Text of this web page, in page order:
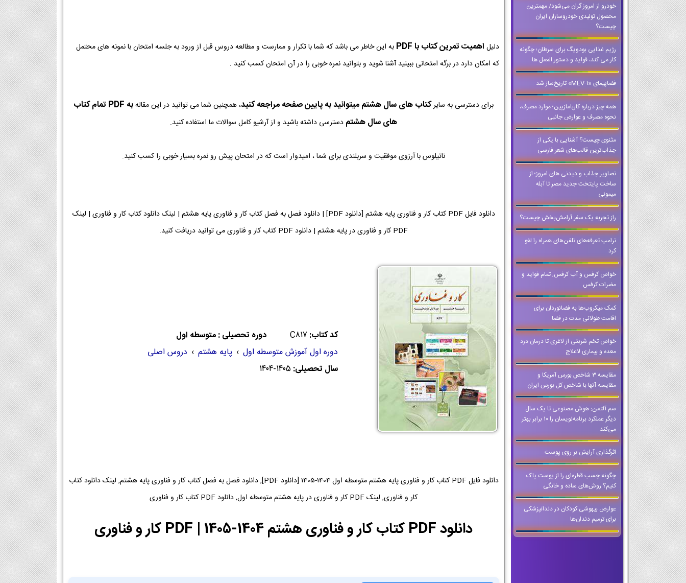
خودرو از امروز گران می‌شود/ مهمترین
محصول تولیدی خودروسازان ایران
چیست؟
رژیم غذایی بودویگ برای سرطان؛ چگونه
کار می کند، فواید و دستور العمل ها
فضاپیمای «MEV-1» تاریخ‌ساز شد
همه چیز درباره کاربامازپین؛ موارد مصرف،
نحوه مصرف و عوارض جانبی
مثنوی چیست؟ آشنایی با یکی از
جذاب‌ترین قالب‌های شعر فارسی
تصاویر جذاب و دیدنی های امروز؛ از
ساخت پایتخت جدید مصر تا آبله
میمونی
راز تجربه یک سفر آرامش‌بخش چیست؟
ترامپ تعرفه‌های تلفن‌های همراه را لغو
کرد
خواص کرفس و آب کرفس, تمام فواید و
مضرات کرفس
کمک میکروب‌ها به فضانوردان برای
اقامت طولانی مدت در فضا
خواص تخم شربتی از لاغری تا درمان درد
معده و بیماری لاعلاج
مقایسه ۳ شاخص بورس آمریکا و
مقایسه آنها با شاخص کل بورس ایران
سم آلتمن: هوش مصنوعی تا یک سال
دیگر عملکرد برنامه‌نویسان را ۱۰ برابر بهتر
می‌کند
اثرگذاری آرایش بر روی پوست
چگونه چسب قطره‌ای را از پوست پاک
کنیم؟ روش‌های ساده و خانگی
عوارض بیهوشی کودکان در دندانپزشکی
برای ترمیم دندان‌ها
دلیل اهمیت تمرین کتاب با PDF
به این خاطر می باشد که شما با تکرار و ممارست و مطالعه دروس قبل از ورود به جلسه امتحان با نمونه های محتمل
که امکان دارد در برگه امتحانی ببینید آشنا شوید و بتوانید نمره خوبی را در آن امتحان کسب کنید .
برای دسترسی به سایرکتاب های سال هشتم میتوانید به پایین صفحه مراجعه کنید، همچنین شما می توانید در این مقاله
به PDF تمام کتاب
های سال هشتم دسترسی داشته باشید و از آرشیو کامل سوالات ما استفاده کنید.
ناتیلوس با آرزوی موفقیت و سربلندی برای شما ، امیدوار است که در امتحان پیش رو نمره بسیار خوبی را کسب کنید.
دانلود فایل PDF کتاب کار و فناوری پایه هشتم [دانلود PDF] | دانلود فصل به فصل کتاب کار و فناوری پایه هشتم | لینک دانلود کتاب کار و فناوری | لینک
PDF کار و فناوری در پایه هشتم | دانلود PDF کتاب کار و فناوری می توانید دریافت کنید.
کد کتاب:C817
دوره تحصیلی : متوسطه اول
دوره اول آموزش متوسطه اول › پایه هشتم › دروس اصلی
سال تحصیلی: 1404-1405
دانلود فایل PDF کتاب کار و فناوری پایه هشتم متوسطه اول 1404-1405 [دانلود PDF], دانلود فصل به فصل کتاب کار و فناوری پایه هشتم, لینک دانلود کتاب
کار و فناوری, لینک PDF کار و فناوری در پایه هشتم متوسطه اول, دانلود PDF کتاب کار و فناوری
دانلود PDF کتاب کار و فناوری هشتم 1404-1405 | PDF کار و فناوری